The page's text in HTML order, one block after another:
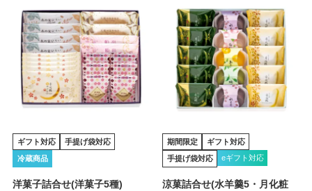
ギフト対応 手提げ袋対応
冷蔵商品
洋菓子詰合せ(洋菓子5種)
期間限定 ギフト対応
手提げ袋対応 eギフト対応
涼菓詰合せ(水羊羹5・月化粧